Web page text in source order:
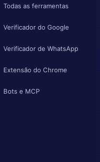
Todas as ferramentas
Verificador do Google
Verificador de WhatsApp
Extensão do Chrome
Bots e MCP